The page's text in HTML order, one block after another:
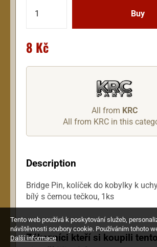
8 Kč
All from KRC
All from KRC in this
Description
Bridge Pin, kolíček do kobylky k
bílý s černou tečkou, 1ks
Zákazníci kteří si koupili
Tento web používá k poskytování služeb,
návštěvnosti soubory cookie. Používáním tohoto
Další informace